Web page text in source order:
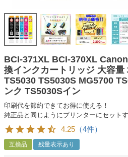
ご利用ガイド
よくある質問
会員専用商品
説明書ダウンロード
BCI-371XL BCI-370XL
換インクカートリッジ 大容量
TS5030 TS5030S MG5700
ンク TS5030Sイン
印刷代を節約できてお得に使える！
純正品と同じようにプリンターにセット
4.25 （4件）
互換品 残量表示あり